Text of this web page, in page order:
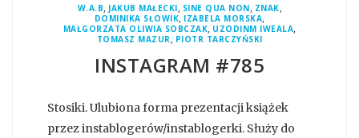
W.A.B, JAKUB MAŁECKI, SINE QUA NON, ZNAK,
DOMINIKA SŁOWIK, IZABELA MORSKA,
MAŁGORZATA OLIWIA SOBCZAK, UZODINM IWEALA,
TOMASZ MAZUR, PIOTR TARCZYŃSKI
INSTAGRAM #785
Stosiki. Ulubiona forma prezentacji książek
przez instablogerów/instablogerki. Służy do